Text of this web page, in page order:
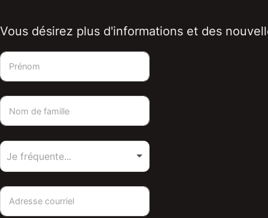
Vous désirez plus d'informations et des